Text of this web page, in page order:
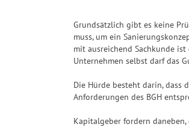
Grundsätzlich gibt es keine
muss, um ein
mit ausreichend Sachkunde
Unternehmen selbst darf das
Die Hürde besteht darin, dass
Anforderungen des BGH
Kapitalgeber fordern daneben,